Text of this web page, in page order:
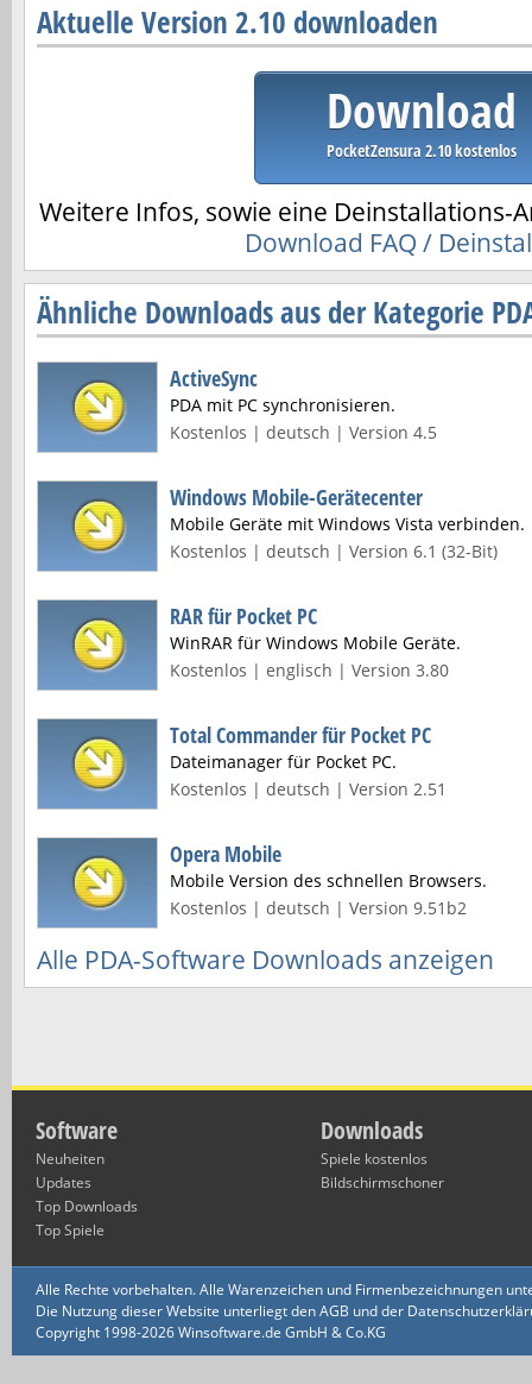
Aktuelle Version 2.10 downloaden
Download
PocketZensura 2.10 kostenlos
Weitere Infos, sowie eine Deinstallations-
Download FAQ /
Ähnliche Downloads aus der Kategorie
ActiveSync
PDA mit PC synchronisieren.
Kostenlos | deutsch | Version 4.5
Windows Mobile-Gerätecenter
Mobile Geräte mit Windows Vista verbinden.
Kostenlos | deutsch | Version 6.1 (32-Bit)
RAR für Pocket PC
WinRAR für Windows Mobile Geräte.
Kostenlos | englisch | Version 3.80
Total Commander für Pocket PC
Dateimanager für Pocket PC.
Kostenlos | deutsch | Version 2.51
Opera Mobile
Mobile Version des schnellen Browsers.
Kostenlos | deutsch | Version 9.51b2
Alle PDA-Software Downloads anzeigen
Software
Neuheiten
Updates
Top Downloads
Top Spiele
Downloads
Spiele kostenlos
Bildschirmschoner
Alle Rechte vorbehalten. Alle Warenzeichen und Firmenbezeichnungen
Die Nutzung dieser Website unterliegt den AGB und der
Copyright 1998-2026 Winsoftware.de GmbH & Co.KG